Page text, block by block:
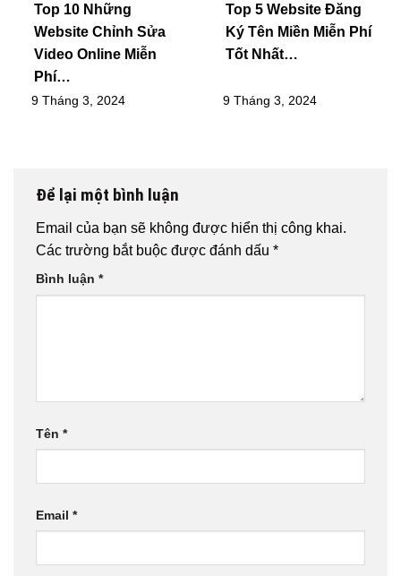
Top 10 Những
Website Chỉnh Sửa
Video Online Miễn
Phí…
9 Tháng 3, 2024
Top 5 Website Đăng
Ký Tên Miền Miễn Phí
Tốt Nhất…
9 Tháng 3, 2024
Để lại một bình luận
Email của bạn sẽ không được hiển thị công khai.
Các trường bắt buộc được đánh dấu *
Bình luận *
Tên *
Email *